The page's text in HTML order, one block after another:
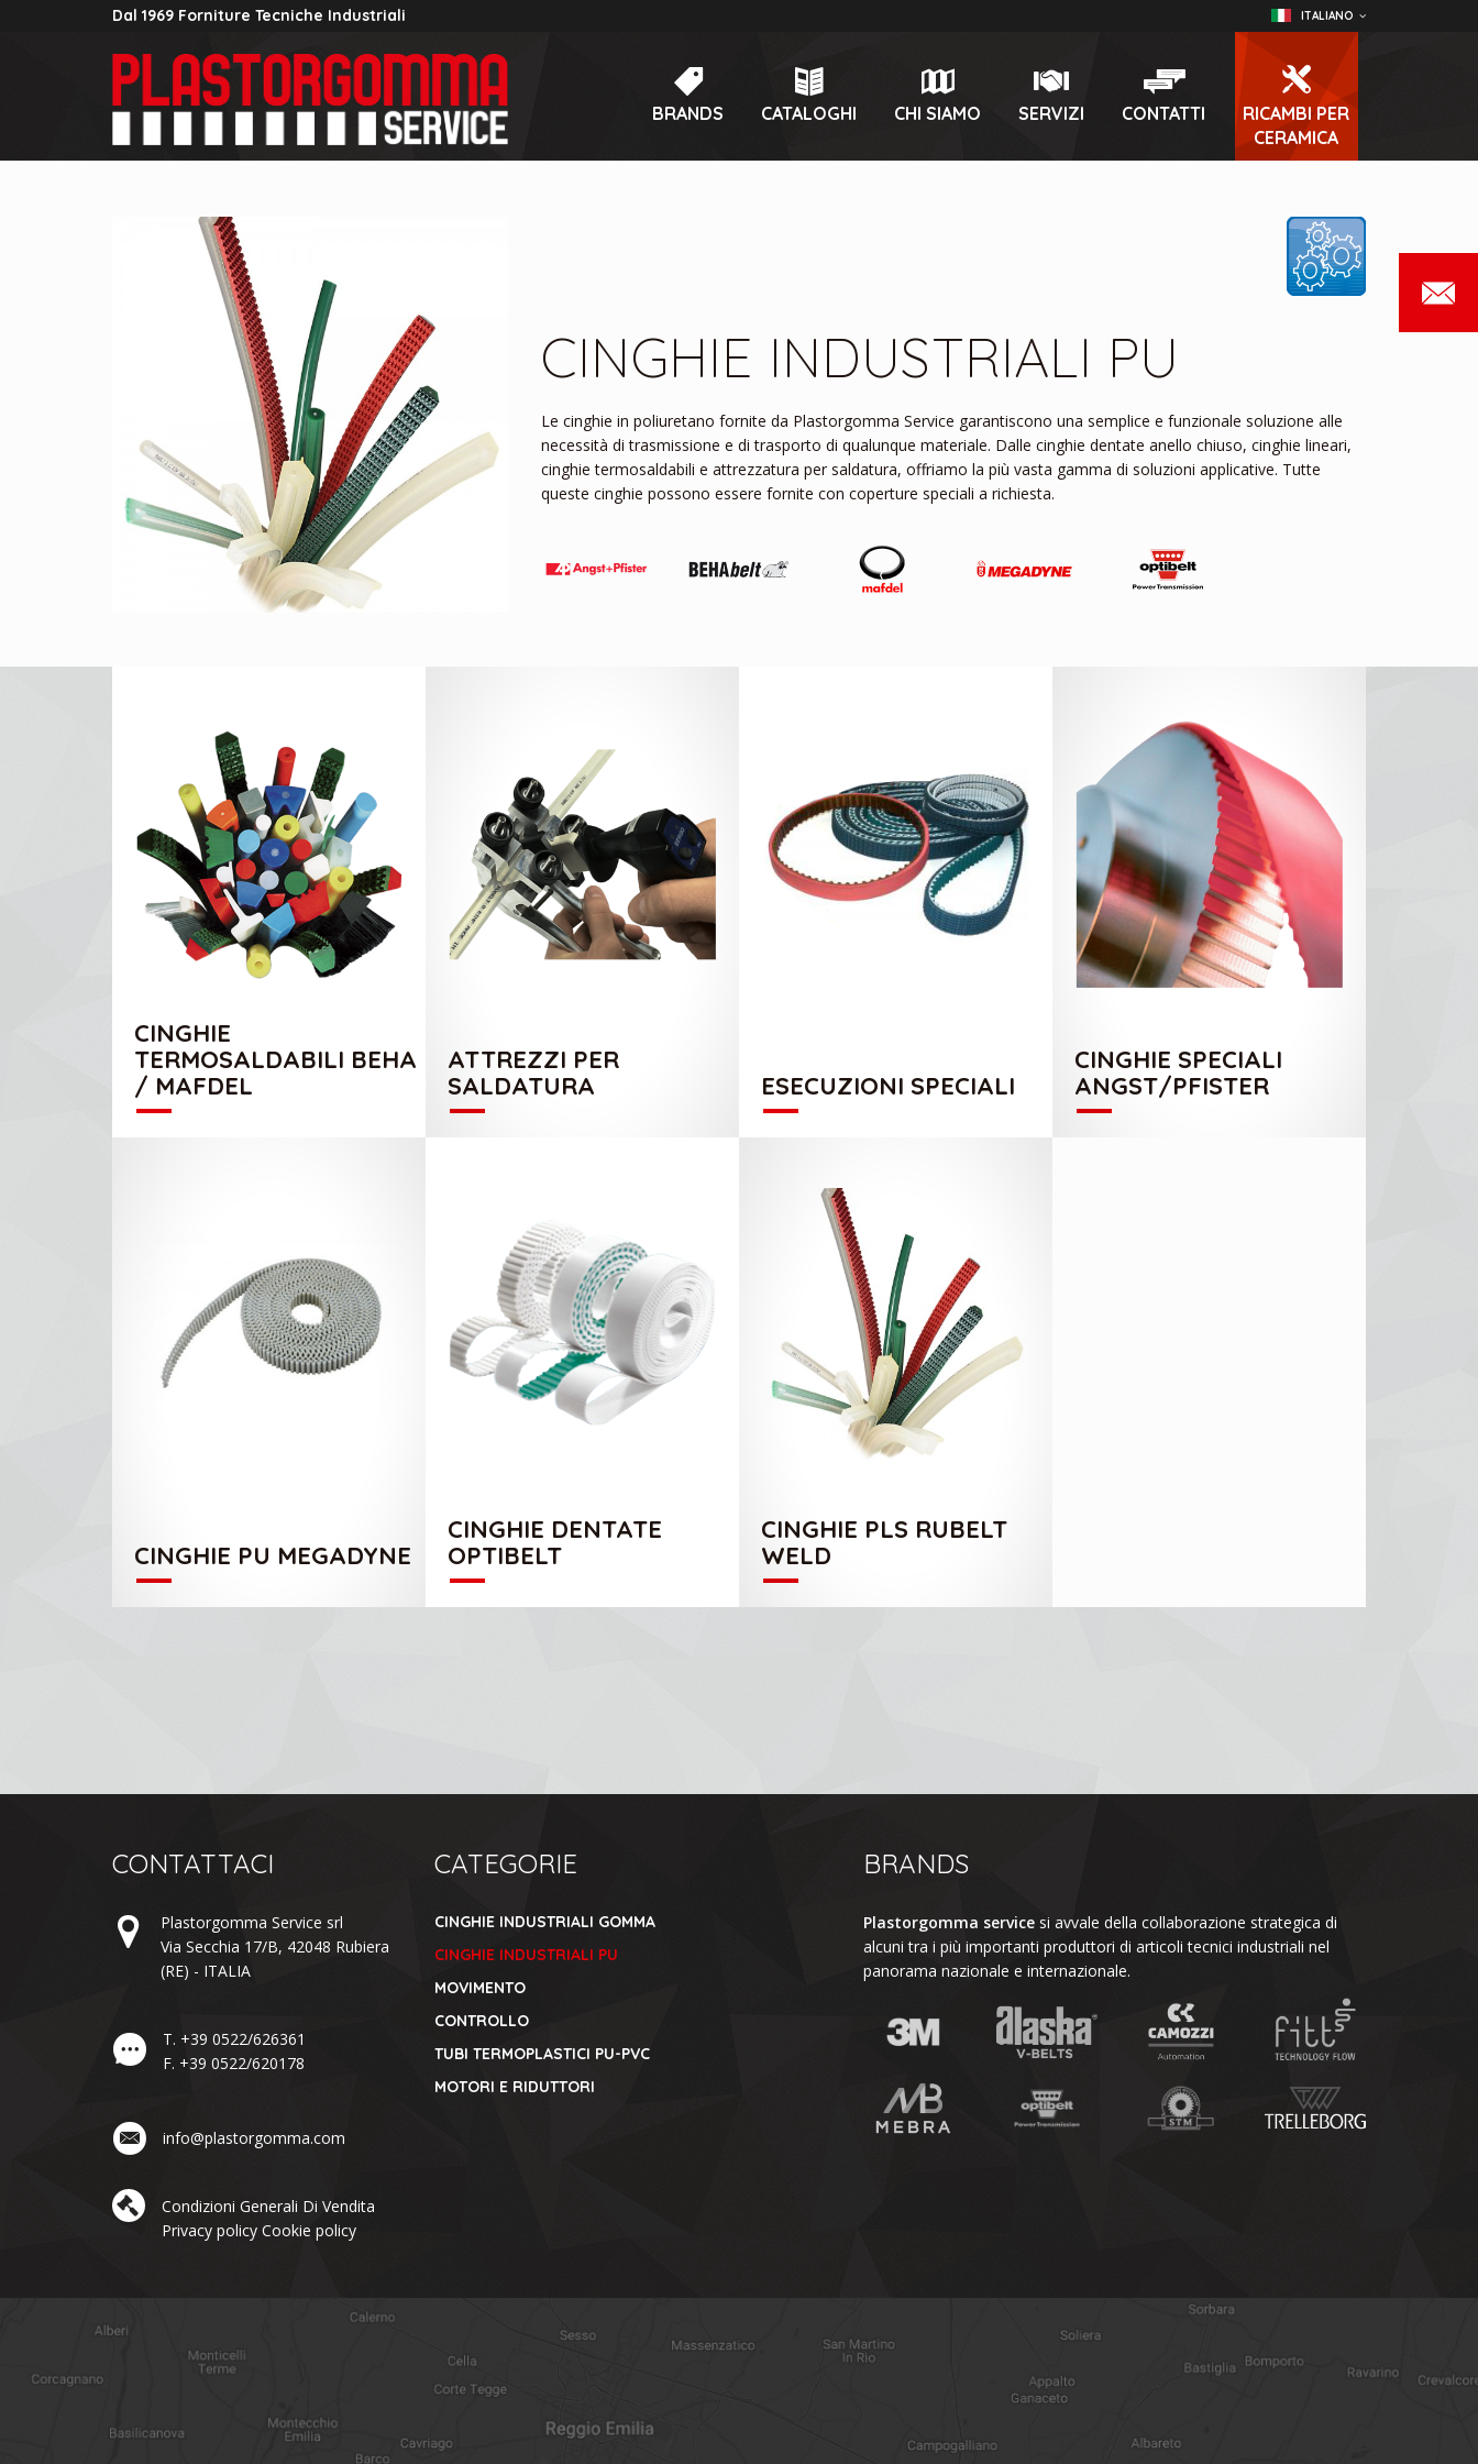
Dal 1969 Forniture Tecniche Industriali ITALIANO
BRANDS CATALOGHI CHI SIAMO SERVIZI CONTATTI
RICAMBI PER
CERAMICA
CINGHIE INDUSTRIALI PU
Le cinghie in poliuretano fornite da Plastorgomma Service garantiscono una semplice e funzionale soluzione alle
necessità di trasmissione e di trasporto di qualunque materiale. Dalle cinghie dentate anello chiuso, cinghie lineari,
cinghie termosaldabili e attrezzatura per saldatura, offriamo la più vasta gamma di soluzioni applicative. Tutte
queste cinghie possono essere fornite con coperture speciali a richiesta.
CINGHIE
TERMOSALDABILI BEHA
/ MAFDEL
CATALOGO BEHA
CATALOGO MAFDEL
ATTREZZI PER
SALDATURA
CATALOGO SALDATURA PLS
ESECUZIONI SPECIALI
ESECUZIONI SPECIALI PLS
CINGHIE SPECIALI
ANGST/PFISTER
BROCHURE TRASMISSIONI
BROCHURE BRECO
CINGHIE PU MEGADYNE
CINGHIE DENTATE
OPTIBELT
CATALOGO OPTIBELT
CINGHIE PLS RUBELT
WELD
CATALOGO CINGHIE PU PLS
CONTATTACI
Plastorgomma Service srl
Via Secchia 17/B, 42048 Rubiera
(RE) - ITALIA
T. +39 0522/626361
F. +39 0522/620178
info@plastorgomma.com
Condizioni Generali Di Vendita
Privacy policy Cookie policy
CATEGORIE
CINGHIE INDUSTRIALI GOMMA
CINGHIE INDUSTRIALI PU
MOVIMENTO
CONTROLLO
TUBI TERMOPLASTICI PU-PVC
MOTORI E RIDUTTORI
BRANDS
Plastorgomma servicesi avvale della collaborazione strategica di
alcuni tra i più importanti produttori di articoli tecnici industriali nel
panorama nazionale e internazionale.